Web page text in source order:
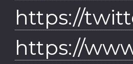
https://
https://